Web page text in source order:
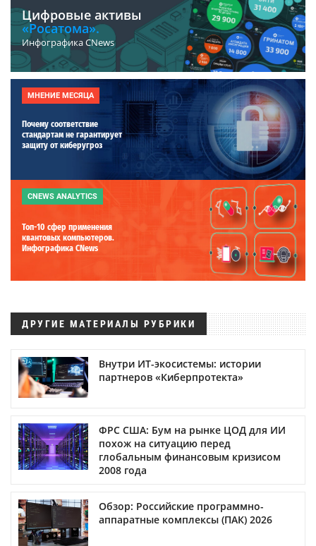
Цифровые активы
«Росатома».
Инфографика CNews
МНЕНИЕ МЕСЯЦА
Почему соответствие
стандартам не гарантирует
защиту от киберугроз
CNEWS ANALYTICS
Топ-10 сфер применения
квантовых компьютеров.
Инфографика CNews
ДРУГИЕ МАТЕРИАЛЫ РУБРИКИ
Внутри ИТ-экосистемы: истории
партнеров «Киберпротекта»
ФРС США: Бум на рынке ЦОД для ИИ
похож на ситуацию перед
глобальным финансовым кризисом
2008 года
Обзор: Российские программно-
аппаратные комплексы (ПАК) 2026